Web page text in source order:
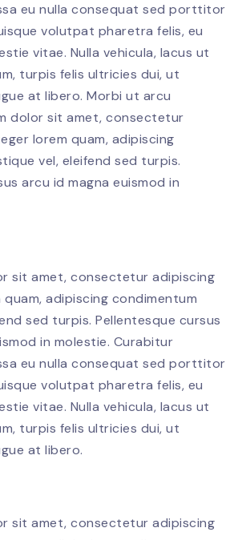
eu nulla consequat sed porttitor
volutpat pharetra felis, eu
vitae. Nulla vehicula, lacus ut
turpis felis ultricies dui, ut
at libero. Morbi ut arcu
dolor sit amet, consectetur
lorem quam, adipiscing
vel, eleifend sed turpis.
arcu id magna euismod in
sit amet, consectetur adipiscing
adipiscing condimentum
sed turpis. Pellentesque cursus
in molestie. Curabitur
eu nulla consequat sed porttitor
volutpat pharetra felis, eu
vitae. Nulla vehicula, lacus ut
turpis felis ultricies dui, ut
at libero.
sit amet, consectetur adipiscing